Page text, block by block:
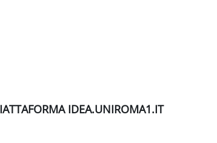
IDEA.UNIROMA1.IT